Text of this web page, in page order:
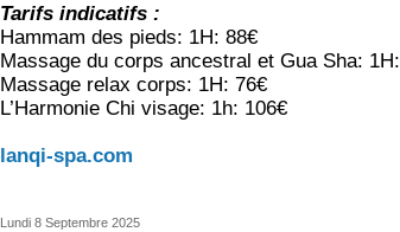
Tarifs indicatifs :
Hammam des pieds: 1H: 88€
Massage du corps ancestral et Gua Sha:
Massage relax corps: 1H: 76€
L’Harmonie Chi visage: 1h: 106€
lanqi-spa.com
Lundi 8 Septembre 2025